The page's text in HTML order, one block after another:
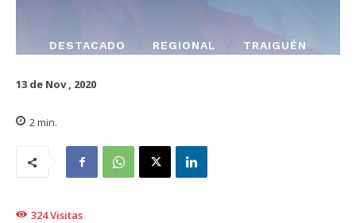
DESTACADO REGIONAL TRAIGUÉN
13 de Nov , 2020
2 min.
324Visitas